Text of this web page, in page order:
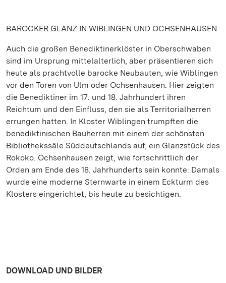
BAROCKER GLANZ IN WIBLINGEN UND OCHSENHAUSEN
Auch die großen Benediktinerklöster in Oberschwaben
sind im Ursprung mittelalterlich, aber präsentieren sich
heute als prachtvolle barocke Neubauten, wie Wiblingen
vor den Toren von Ulm oder Ochsenhausen. Hier zeigten
die Benediktiner im 17. und 18. Jahrhundert ihren
Reichtum und den Einfluss, den sie als Territorialherren
errungen hatten. In Kloster Wiblingen trumpften die
benediktinischen Bauherren mit einem der schönsten
Bibliothekssäle Süddeutschlands auf, ein Glanzstück des
Rokoko. Ochsenhausen zeigt, wie fortschrittlich der
Orden am Ende des 18. Jahrhunderts sein konnte: Damals
wurde eine moderne Sternwarte in einem Eckturm des
Klosters eingerichtet, bis heute zu besichtigen.
DOWNLOAD UND BILDER